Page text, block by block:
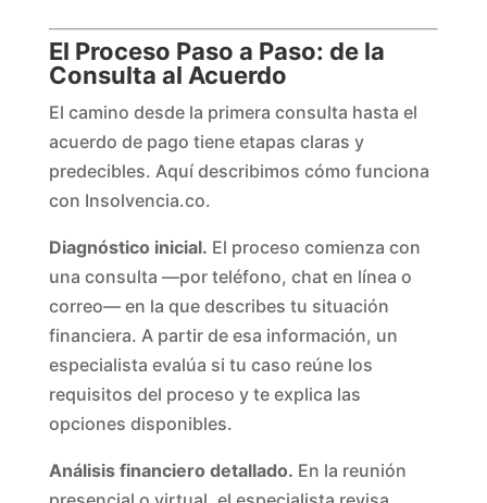
El Proceso Paso a Paso: de la
Consulta al Acuerdo
El camino desde la primera consulta hasta el
acuerdo de pago tiene etapas claras y
predecibles. Aquí describimos cómo funciona
con Insolvencia.co.
Diagnóstico inicial. El proceso comienza con
una consulta —por teléfono, chat en línea o
correo— en la que describes tu situación
financiera. A partir de esa información, un
especialista evalúa si tu caso reúne los
requisitos del proceso y te explica las
opciones disponibles.
Análisis financiero detallado. En la reunión